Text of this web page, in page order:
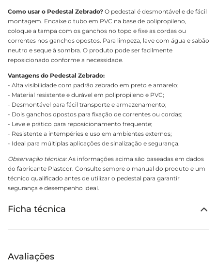
Como usar o Pedestal Zebrado? O pedestal é desmontável e de fácil
montagem. Encaixe o tubo em PVC na base de polipropileno,
coloque a tampa com os ganchos no topo e fixe as cordas ou
correntes nos ganchos opostos. Para limpeza, lave com água e sabão
neutro e seque à sombra. O produto pode ser facilmente
reposicionado conforme a necessidade.
Vantagens do Pedestal Zebrado:
- Alta visibilidade com padrão zebrado em preto e amarelo;
- Material resistente e durável em polipropileno e PVC;
- Desmontável para fácil transporte e armazenamento;
- Dois ganchos opostos para fixação de correntes ou cordas;
- Leve e prático para reposicionamento frequente;
- Resistente a intempéries e uso em ambientes externos;
- Ideal para múltiplas aplicações de sinalização e segurança.
Observação técnica:As informações acima são baseadas em dados
do fabricante Plastcor. Consulte sempre o manual do produto e um
técnico qualificado antes de utilizar o pedestal para garantir
segurança e desempenho ideal.
Ficha técnica
Avaliações